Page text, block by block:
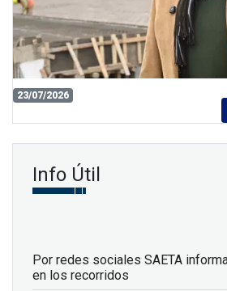
23/07/2026
Info Útil
Por redes sociales SAETA
en los recorridos